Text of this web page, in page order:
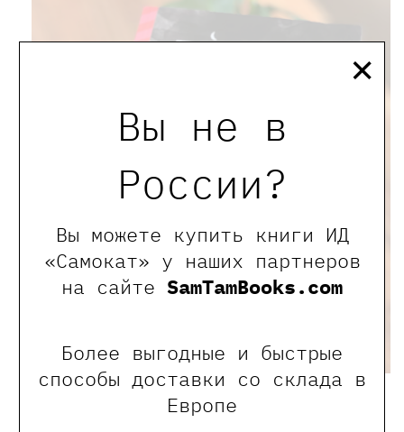
Вы не в
России?
Вы можете купить книги ИД
«Самокат» у наших партнеров
на сайте SamTamBooks.com
Более выгодные и быстрые
способы доставки со склада в
Европе
×
Фото @katenok.lovely